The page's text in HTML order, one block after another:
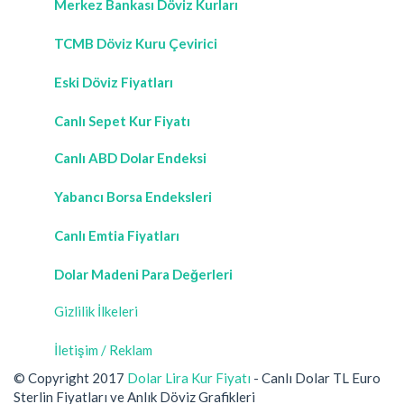
Merkez Bankası Döviz Kurları
TCMB Döviz Kuru Çevirici
Eski Döviz Fiyatları
Canlı Sepet Kur Fiyatı
Canlı ABD Dolar Endeksi
Yabancı Borsa Endeksleri
Canlı Emtia Fiyatları
Dolar Madeni Para Değerleri
Gizlilik İlkeleri
İletişim / Reklam
© Copyright 2017 Dolar Lira Kur Fiyatı - Canlı Dolar TL Euro
Sterlin Fiyatları ve Anlık Döviz Grafikleri